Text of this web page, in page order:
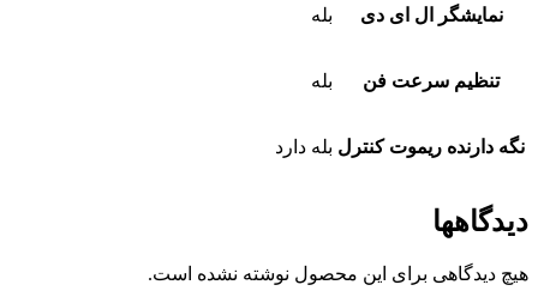
نمایشگر ال ای دی بله
تنظیم سرعت فن بله
نگه دارنده ریموت کنترل بله دارد
دیدگاهها
هیچ دیدگاهی برای این محصول نوشته نشده است.